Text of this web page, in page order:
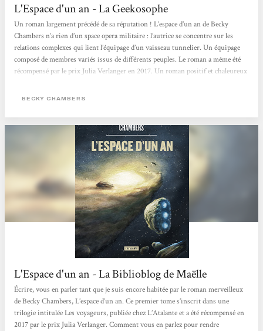
L'Espace d'un an - La Geekosophe
Un roman largement précédé de sa réputation ! L’espace d’un an de Becky
Chambers n’a rien d’un space opera militaire : l’autrice se concentre sur les
relations complexes qui lient l’équipage d’un vaisseau tunnelier. Un équipage
composé de membres variés issus de différents peuples. Le roman a même été
récompensé par le prix Julia Verlanger en 2017. Un roman positif et chaleureux
grands événements : aucune galaxie n’est à...
BECKY CHAMBERS
L'Espace d'un an - La Biblioblog de Maëlle
Écrire, vous en parler tant que je suis encore habitée par le roman merveilleux
de Becky Chambers, L’espace d’un an. Ce premier tome s’inscrit dans une
trilogie intitulée Les voyageurs, publiée chez L’Atalante et a été récompensé en
2017 par le prix Julia Verlanger. Comment vous en parlez pour rendre